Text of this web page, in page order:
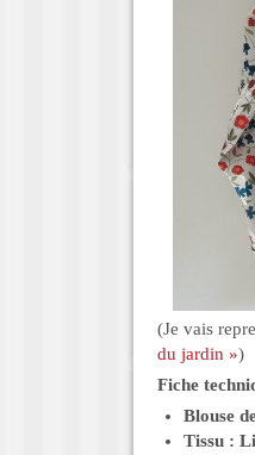
(Je vais
du jardin »)
Fiche
Blouse
Tissu :